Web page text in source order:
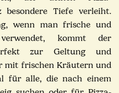
besondere Tiefe verleiht.
wenn man frische und
kommt der
zur Geltung und
mit frischen Kräutern und
für alle, die nach einem